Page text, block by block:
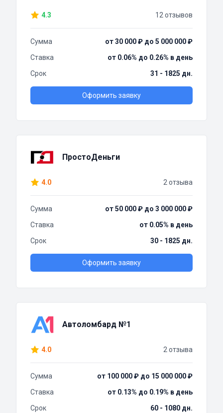
4.3 12 отзывов
Сумма
от 30 000 ₽ до 5 000 000 ₽
Ставка
от 0.06% до 0.26% в день
Срок
31 - 1825 дн.
Оформить заявку
ПростоДеньги
4.0 2 отзыва
Сумма
от 50 000 ₽ до 3 000 000 ₽
Ставка
от 0.05% в день
Срок
30 - 1825 дн.
Оформить заявку
Автоломбард №1
4.0 2 отзыва
Сумма
от 100 000 ₽ до 15 000 000 ₽
Ставка
от 0.13% до 0.19% в день
Срок
60 - 1080 дн.